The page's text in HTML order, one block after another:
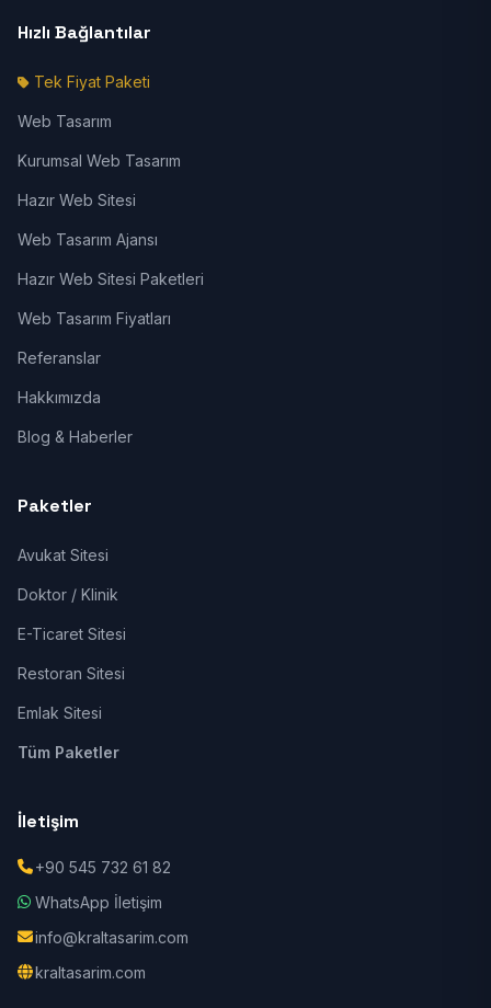
Hızlı Bağlantılar
Tek Fiyat Paketi
Web Tasarım
Kurumsal Web Tasarım
Hazır Web Sitesi
Web Tasarım Ajansı
Hazır Web Sitesi Paketleri
Web Tasarım Fiyatları
Referanslar
Hakkımızda
Blog & Haberler
Paketler
Avukat Sitesi
Doktor / Klinik
E-Ticaret Sitesi
Restoran Sitesi
Emlak Sitesi
Tüm Paketler
İletişim
+90 545 732 61 82
WhatsApp İletişim
info@kraltasarim.com
kraltasarim.com